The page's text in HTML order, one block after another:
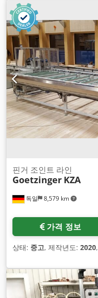
독일 8,579 km
핀거 조인트 라인
Goetzinger KZA
가격 정보
상태: 중고, 제작년도: 2020,